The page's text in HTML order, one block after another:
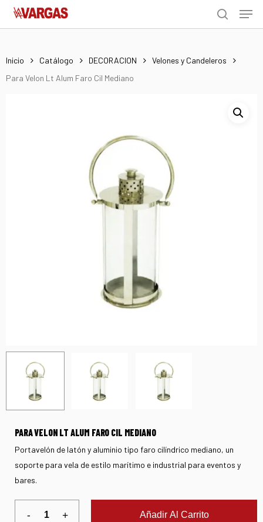
Skip
search
Menu
Inicio Catálogo DECORACION
Velones y Candeleros
Para Velon Lt Alum Faro Cil Mediano
PARA VELON LT ALUM FARO CIL MEDIANO
Portavelón de latón y aluminio tipo faro cilíndrico mediano, un
soporte para vela de estilo marítimo e industrial para eventos y
bares.
Añadir Al Carrito